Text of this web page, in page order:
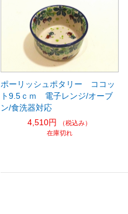
ポーリッシュポタリー ココッ
ト9.5ｃｍ 電子レンジ/オーブ
ン/食洗器対応
4,510円
（税込み）
在庫切れ